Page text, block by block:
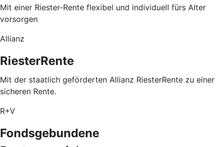
Mit einer Riester-Rente flexibel und individuell fürs Alter
vorsorgen
Allianz
RiesterRente
Mit der staatlich geförderten Allianz RiesterRente zu einer
sicheren Rente.
R+V
Fondsgebundene